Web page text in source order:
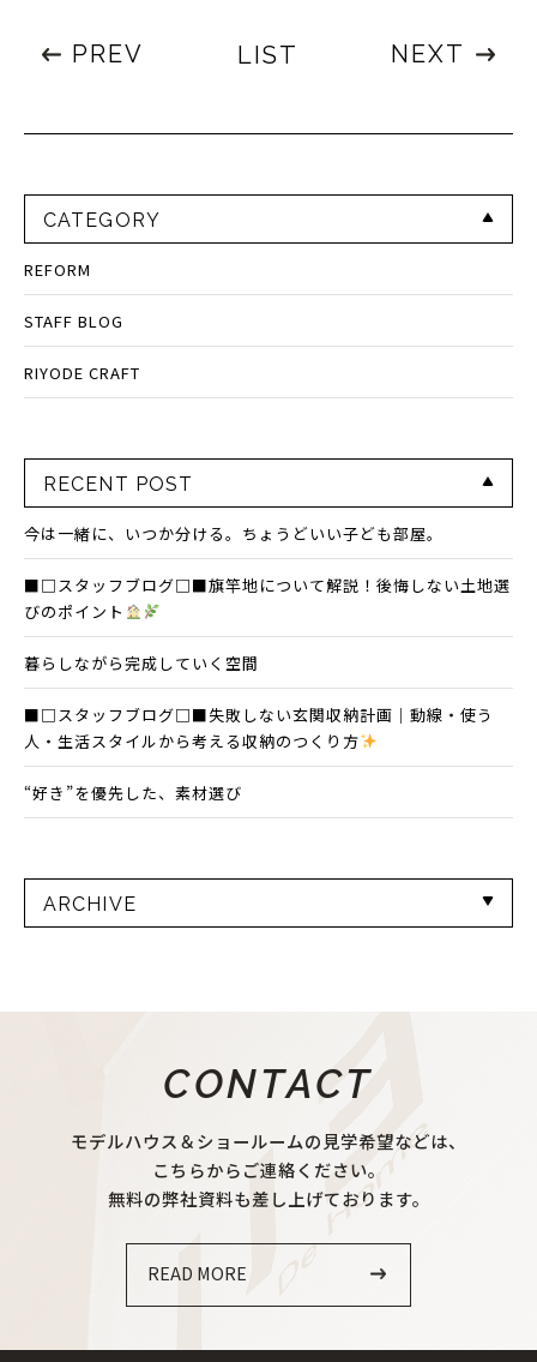
PREV LIST NEXT
CATEGORY
REFORM
STAFF BLOG
RIYODE CRAFT
RECENT POST
今は一緒に、いつか分ける。ちょうどいい子ども部屋。
■□スタッフブログ□■旗竿地について解説！後悔しない土地選
びのポイント
暮らしながら完成していく空間
■□スタッフブログ□■失敗しない玄関収納計画｜動線・使う
人・生活スタイルから考える収納のつくり方
“好き”を優先した、素材選び
ARCHIVE
CONTACT
モデルハウス＆ショールームの見学希望などは、
こちらからご連絡ください。
無料の弊社資料も差し上げております。
READ MORE